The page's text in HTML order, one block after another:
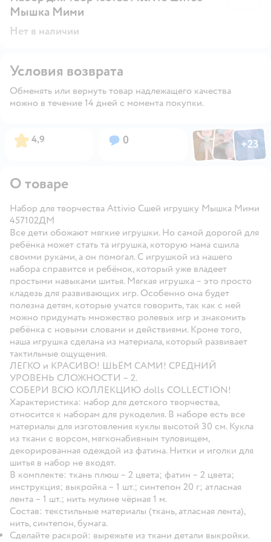
Мышка Мими
Нет в наличии
Условия возврата
Обменять или вернуть товар надлежащего качества
можно в течение 14 дней с момента покупки.
Рейтинг:
4,9 Вопросов:
0 ФотоФотоФото
+23
Открыть
О товаре
Набор для творчества Attivio Сшей игрушку Мышка Мими
457102ДМ
Все дети обожают мягкие игрушки. Но самой дорогой для
ребёнка может стать та игрушка, которую мама сшила
своими руками, а он помогал. С игрушкой из нашего
набора справится и ребёнок, который уже владеет
простыми навыками шитья. Мягкая игрушка – это просто
кладезь для развивающих игр. Особенно она будет
полезна детям, которые учатся говорить, так как с ней
можно придумать множество ролевых игр и знакомить
ребёнка с новыми словами и действиями. Кроме того,
наша игрушка сделана из материала, который развивает
тактильные ощущения.
ЛЕГКО и КРАСИВО! ШЬЁМ САМИ! СРЕДНИЙ
УРОВЕНЬ СЛОЖНОСТИ – 2.
СОБЕРИ ВСЮ КОЛЛЕКЦИЮ dolls COLLECTION!
Характеристика: набор для детского творчества,
относится к наборам для рукоделия. В наборе есть все
материалы для изготовления куклы высотой 30 см. Кукла
из ткани с ворсом, мягконабивным туловищем,
декорированная одеждой из фатина. Нитки и иголки для
шитья в набор не входят.
В комплекте: ткань плюш – 2 цвета; фатин – 2 цвета;
инструкция; выкройка – 1 шт.; синтепон 20 г; атласная
лента – 1 шт.; нить мулине чёрная 1 м.
Состав: текстильные материалы (ткань, атласная лента),
нить, синтепон, бумага.
Сделайте раскрой: вырежьте из ткани детали выкройки.